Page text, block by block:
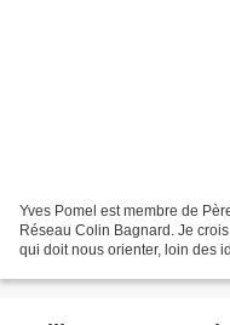
Yves Pomel est membre de
Réseau Colin Bagnard. Je
qui doit nous orienter, loin des